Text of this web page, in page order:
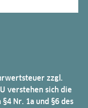
zzgl.
verstehen sich die
Nr. 1a und §6 des